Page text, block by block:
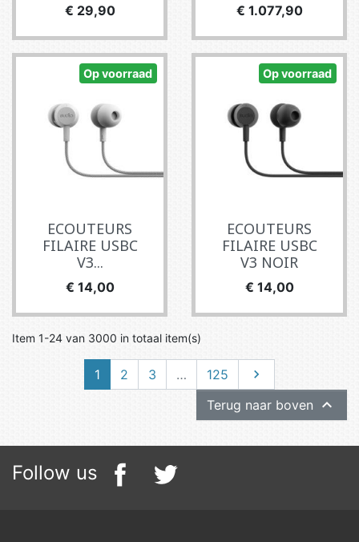
Prijs
€ 29,90 Prijs
€ 1.077,90
Op voorraad
ECOUTEURS
FILAIRE USBC
V3...
Prijs
€ 14,00
Op voorraad
ECOUTEURS
FILAIRE USBC
V3 NOIR
Prijs
€ 14,00
Item 1-24 van 3000 in totaal item(s)
1 2 3 … 125 Volgende

Terug naar boven 
Follow us